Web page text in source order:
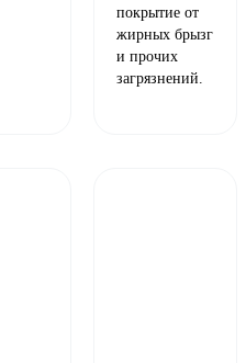
покрытие от
жирных брызг
и прочих
загрязнений.